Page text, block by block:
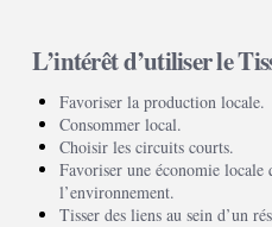
L’intérêt d’utiliser le
Favoriser la production locale.
Consommer local.
Choisir les circuits courts.
Favoriser une économie locale
l’environnement.
Tisser des liens au sein d’un